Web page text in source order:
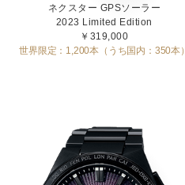
ネクスター GPSソーラー
2023 Limited Edition
￥319,000
世界限定：1,200本（うち国内：350本）